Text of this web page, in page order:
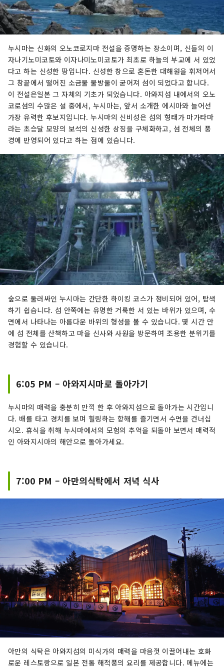
누시마는 신화의 오노코로지마 전설을 증명하는 장소이며, 신들의 이
자나기노미코토와 이자나미노미코토가 최초로 하늘의 부교에 서 있었
다고 하는 신성한 땅입니다. 신성한 창으로 혼돈한 대해원을 휘저어서
그 창끝에서 떨어진 소금물 물방울이 굳어져 섬이 되었다고 합니다.
이 전설은일본 그 자체의 기초가 되었습니다. 아와지섬 내에서의 오노
코로섬의 수많은 설 중에서, 누시마는, 앞서 소개한 에시마와 늘어선
가장 유력한 후보지입니다. 누시마의 신비성은 섬의 형태가 마가타마
라는 초승달 모양의 보석의 신성한 상징을 구체화하고, 섬 전체의 풍
경에 반영되어 있다고 하는 점에 있습니다.
숲으로 둘러싸인 누시마는 간단한 하이킹 코스가 정비되어 있어, 탐색
하기 쉽습니다. 섬 안쪽에는 유명한 거룩한 서 있는 바위가 있으며, 수
면에서 나타나는 아름다운 바위의 형성을 볼 수 있습니다. 몇 시간 만
에 섬 전체를 산책하고 마을 신사와 사원을 방문하여 조용한 분위기를
경험할 수 있습니다.
6:05 PM – 아와지시마로 돌아가기
누시마의 매력을 충분히 만끽 한 후 아와지섬으로 돌아가는 시간입니
다. 배를 타고 경치를 보며 힐링하는 항해를 즐기면서 수면을 건너십
시오. 휴식을 취해 누시마에서의 모험의 추억을 되돌아 보면서 매력적
인 아와지시마의 해안으로 돌아가세요.
7:00 PM – 아만의식탁에서 저녁 식사
아만의 식탁은 아와지섬의 미식가의 매력을 마음껏 이끌어내는 호화
로운 레스토랑으로 일본 전통 해적풍의 요리를 제공합니다. 메뉴에는